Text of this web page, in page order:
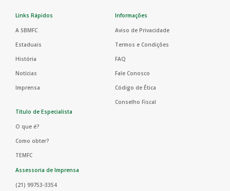
Links Rápidos
A SBMFC
Estaduais
História
Notícias
Imprensa
Informações
Aviso de Privacidade
Termos e Condições
FAQ
Fale Conosco
Código de Ética
Conselho Fiscal
Título de Especialista
O que é?
Como obter?
TEMFC
Assessoria de Imprensa
(21) 99753-3354